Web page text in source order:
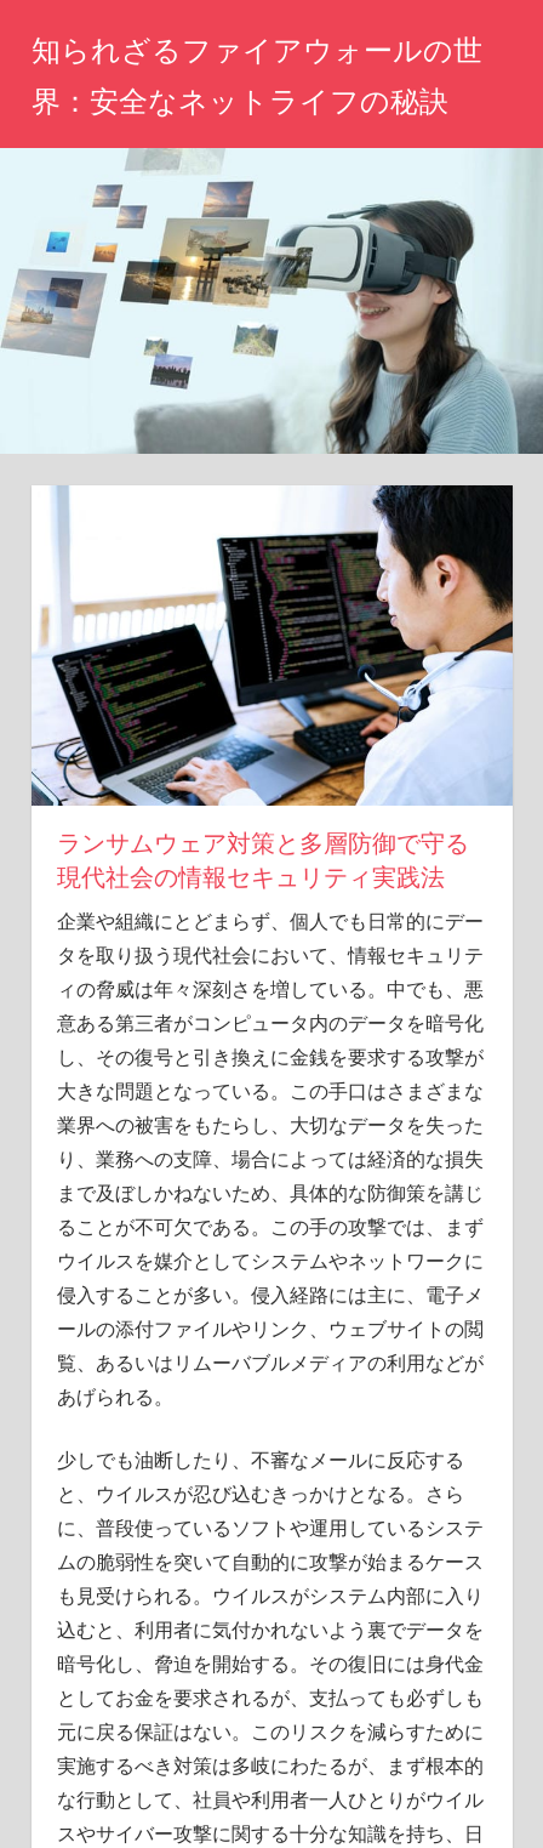
ツ
キ
ッ
プ
知られざるファイアウォールの世
界：安全なネットライフの秘訣
ネ
ッ
ト
生
活
未
知
リ
テ
を
探
る
ランサムウェア対策と多層防御で守る
現代社会の情報セキュリティ実践法
企業や組織にとどまらず、個人でも日常的にデー
タを取り扱う現代社会において、情報セキュリテ
ィの脅威は年々深刻さを増している。 中でも、悪
意ある第三者がコンピュータ内のデータを暗号化
し、その復号と引き換えに金銭を要求する攻撃が
大きな問題となっている。この手口はさまざまな
業界への被害をもたらし、大切なデータを失った
り、業務への支障、場合によっては経済的な損失
まで及ぼしかねないため、具体的な防御策を講じ
ることが不可欠である。この手の攻撃では、まず
ウイルスを媒介としてシステムやネットワークに
侵入することが多い。侵入経路には主に、電子メ
ールの添付ファイルやリンク、ウェブサイトの閲
覧、あるいはリムーバブルメディアの利用などが
あげられる。
少しでも油断したり、不審なメールに反応する
と、ウイルスが忍び込むきっかけとなる。さら
に、普段使っているソフトや運用しているシステ
ムの脆弱性を突いて自動的に攻撃が始まるケース
も見受けられる。ウイルスがシステム内部に入り
込むと、利用者に気付かれないよう裏でデータを
暗号化し、脅迫を開始する。その復旧には身代金
としてお金を要求されるが、支払っても必ずしも
元に戻る保証はない。このリスクを減らすために
実施するべき対策は多岐にわたるが、まず根本的
な行動として、社員や利用者一人ひとりがウイル
スやサイバー攻撃に関する十分な知識を持ち、日